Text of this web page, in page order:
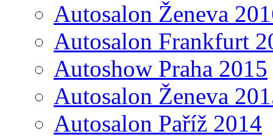
Autosalon Ženeva
Autosalon Frankfurt
Autoshow Praha 2015
Autosalon Ženeva
Autosalon Paříž 2014